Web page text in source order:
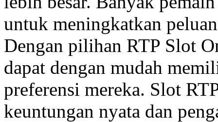
untuk meningkatkan
Dengan pilihan RTP Slot
dapat dengan mudah
preferensi mereka. Slot
keuntungan nyata dan